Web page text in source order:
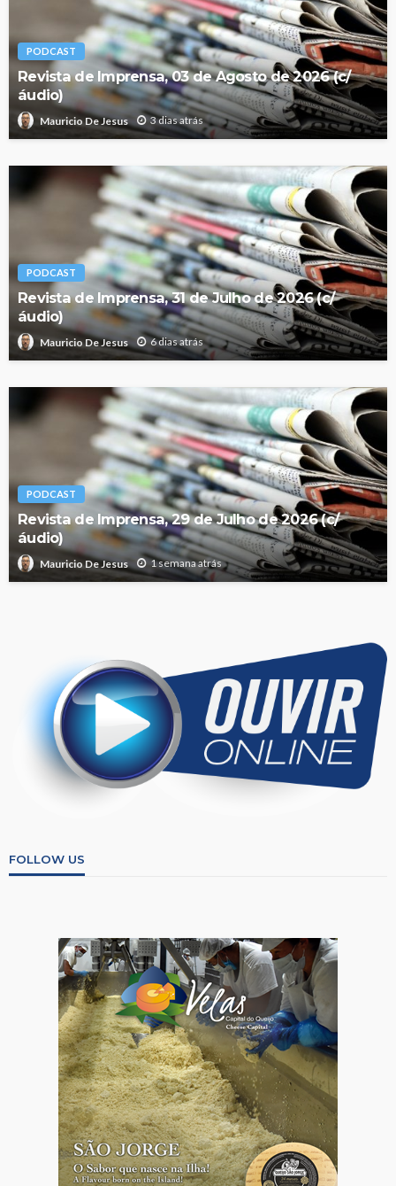
PODCAST
Revista de Imprensa, 03 de Agosto de 2026 (c/
áudio)
Mauricio De Jesus 3 dias atrás
PODCAST
Revista de Imprensa, 31 de Julho de 2026 (c/
áudio)
Mauricio De Jesus 6 dias atrás
PODCAST
Revista de Imprensa, 29 de Julho de 2026 (c/
áudio)
Mauricio De Jesus 1 semana atrás
FOLLOW US